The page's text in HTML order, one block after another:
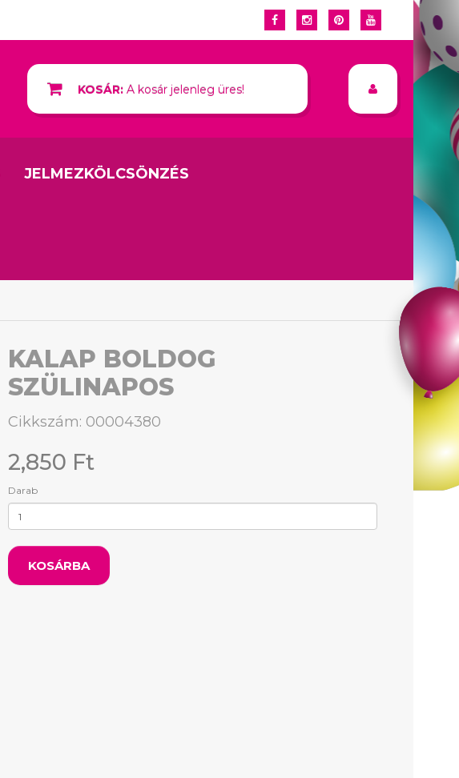
KOSÁR: A kosár jelenleg üres!
JELMEZKÖLCSÖNZÉS
KALAP BOLDOG
SZÜLINAPOS
Cikkszám: 00004380
2,850 Ft
Darab
KOSÁRBA